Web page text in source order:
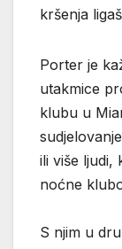
kršenja
Porter je
utakmice
klubu u
ili više ljudi,
noćne
S njim u